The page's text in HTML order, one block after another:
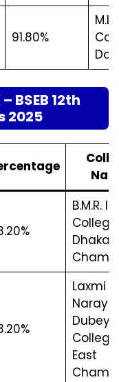
91.80%
BSEB 12th
2025
B.M.R.
College,
Dhaka,
Laxmi
Dubey
College,
East